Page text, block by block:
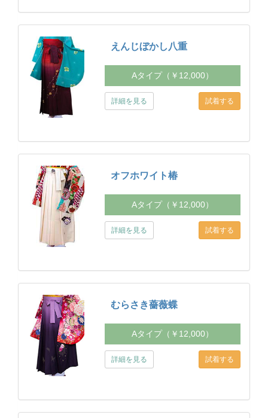
えんじぼかし八重
Aタイプ（￥12,000）
詳細を見る
オフホワイト椿
Aタイプ（￥12,000）
詳細を見る
むらさき薔薇蝶
Aタイプ（￥12,000）
詳細を見る